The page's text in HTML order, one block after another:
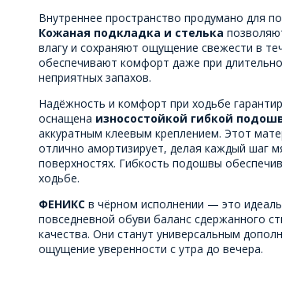
Внутреннее пространство продумано для
Кожаная подкладка и стелька
влагу и сохраняют ощущение свежести в
обеспечивают комфорт даже при
неприятных запахов.
Надёжность и комфорт при ходьбе
оснащена износостойкой гибкой
аккуратным клеевым креплением. Этот
отлично амортизирует, делая каждый шаг
поверхностях. Гибкость подошвы
ходьбе.
ФЕНИКС в чёрном исполнении — это
повседневной обуви баланс сдержанного
качества. Они станут универсальным
ощущение уверенности с утра до вечера.